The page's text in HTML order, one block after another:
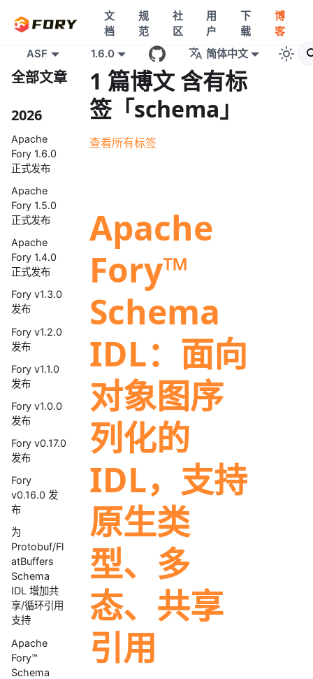
文
档
规
范
社
区
用
户
下
载
博
客
ASF
1.6.0 简体中文
全部文章
2026
Apache
Fory 1.6.0
正式发布
Apache
Fory 1.5.0
正式发布
Apache
Fory 1.4.0
正式发布
Fory v1.3.0
发布
Fory v1.2.0
发布
Fory v1.1.0
发布
Fory v1.0.0
发布
Fory v0.17.0
发布
Fory
v0.16.0 发
布
为
Protobuf/Fl
atBuffers
Schema
IDL 增加共
享/循环引用
支持
Apache
Fory™
Schema
1 篇博文 含有标
签「schema」
查看所有标签
Apache
Fory™
Schema
IDL：面向
对象图序
列化的
IDL，支持
原生类
型、多
态、共享
引用